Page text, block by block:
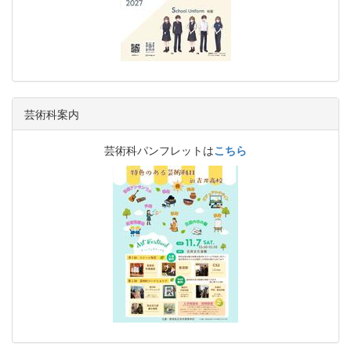
芸術科案内
芸術科パンフレットはこちら